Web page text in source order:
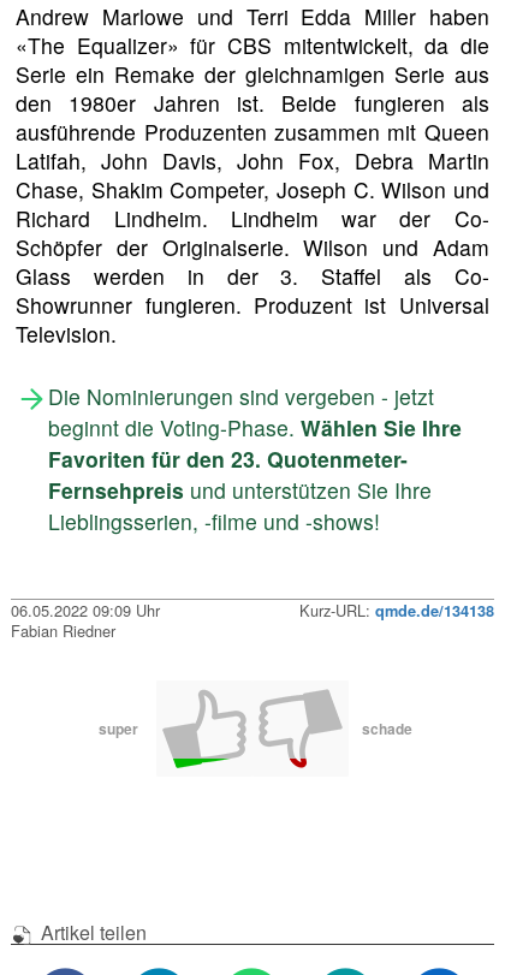
Andrew Marlowe und Terri Edda Miller haben
«The Equalizer» für CBS mitentwickelt, da die
Serie ein Remake der gleichnamigen Serie aus
den 1980er Jahren ist. Beide fungieren als
ausführende Produzenten zusammen mit Queen
Latifah, John Davis, John Fox, Debra Martin
Chase, Shakim Competer, Joseph C. Wilson und
Richard Lindheim. Lindheim war der Co-
Schöpfer der Originalserie. Wilson und Adam
Glass werden in der 3. Staffel als Co-
Showrunner fungieren. Produzent ist Universal
Television.
Die Nominierungen sind vergeben - jetzt
beginnt die Voting-Phase. Wählen Sie Ihre
Favoriten für den 23. Quotenmeter-
Fernsehpreis und unterstützen Sie Ihre
Lieblingsserien, -filme und -shows!
06.05.2022 09:09 Uhr Kurz-URL: qmde.de/134138
Fabian Riedner
super schade
Artikel teilen